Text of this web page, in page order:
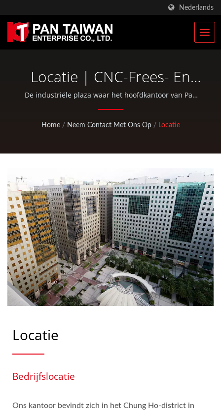
Nederlands
Locatie | CNC-Frees- En
Draaipartijen | Fabrikant
Van Racefietsonderdelen |
De industriële plaza waar het hoofdkantoor van Pan
Taiwan is gevestigd. | Pan Taiwan biedt OEM / ODM-
smeden, CNC-bewerking, EDC-tassen en standaard
Home / Neem Contact Met Ons Op / Locatie
Locatie
Bedrijfslocatie
Ons kantoor bevindt zich in het Chung Ho-district in